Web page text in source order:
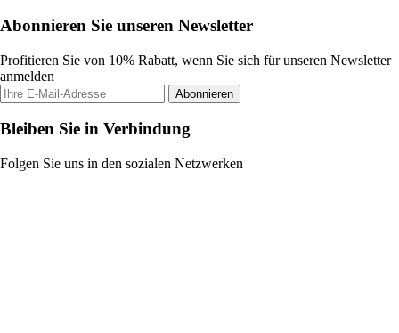
Abonnieren Sie unseren Newsletter
Profitieren Sie von 10% Rabatt, wenn Sie sich für unseren Newsletter
anmelden
Abonnieren
Bleiben Sie in Verbindung
Folgen Sie uns in den sozialen Netzwerken